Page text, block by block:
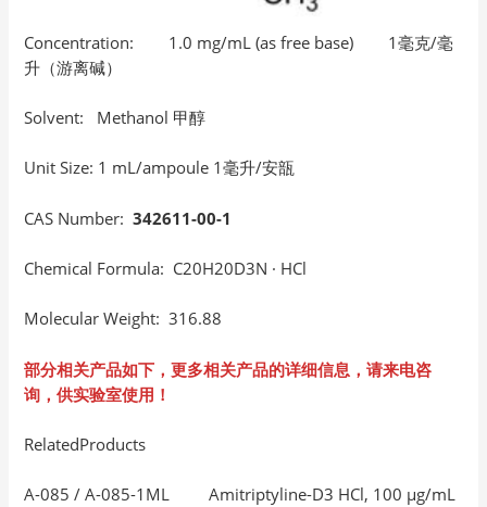
Concentration: 1.0 mg/mL (as free base) 1毫克/毫
升（游离碱）
Solvent: Methanol 甲醇
Unit Size: 1 mL/ampoule 1毫升/安瓿
CAS Number:342611-00-1
Chemical Formula: C20H20D3N · HCl
Molecular Weight: 316.88
部分相关产品如下，更多相关产品的详细信息，请来电咨
询，供实验室使用！
RelatedProducts
A-085 / A-085-1ML Amitriptyline-D3 HCl, 100 μg/mL